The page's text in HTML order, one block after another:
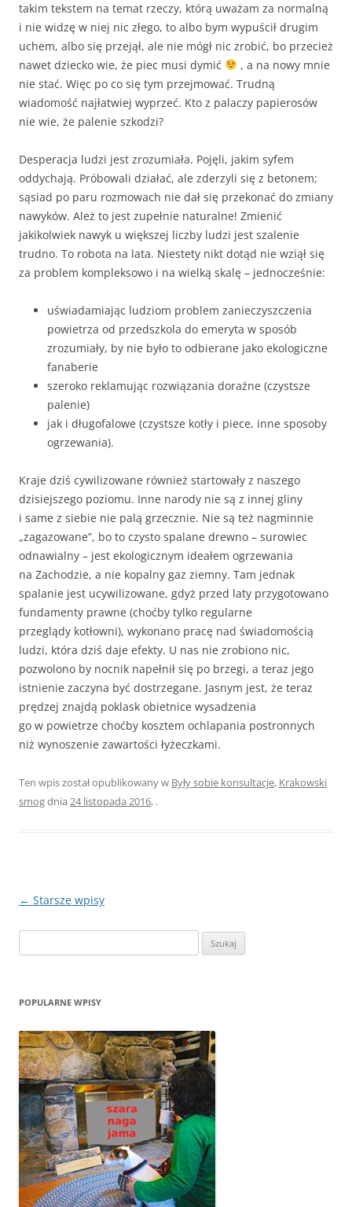
takim tekstem na temat rzeczy, którą uważam za normalną
i nie widzę w niej nic złego, to albo bym wypuścił drugim
uchem, albo się przejął, ale nie mógł nic zrobić, bo przecież
nawet dziecko wie, że piec musi dymić
, a na nowy mnie
nie stać. Więc po co się tym przejmować. Trudną
wiadomość najłatwiej wyprzeć. Kto z palaczy papierosów
nie wie, że palenie szkodzi?
Desperacja ludzi jest zrozumiała. Pojęli, jakim syfem
oddychają. Próbowali działać, ale zderzyli się z betonem;
sąsiad po paru rozmowach nie dał się przekonać do zmiany
nawyków. Ależ to jest zupełnie naturalne! Zmienić
jakikolwiek nawyk u większej liczby ludzi jest szalenie
trudno. To robota na lata. Niestety nikt dotąd nie wziął się
za problem kompleksowo i na wielką skalę – jednocześnie:
uświadamiając ludziom problem zanieczyszczenia
powietrza od przedszkola do emeryta w sposób
zrozumiały, by nie było to odbierane jako ekologiczne
fanaberie
szeroko reklamując rozwiązania doraźne (czystsze
palenie)
jak i długofalowe (czystsze kotły i piece, inne sposoby
ogrzewania).
Kraje dziś cywilizowane również startowały z naszego
dzisiejszego poziomu. Inne narody nie są z innej gliny
i same z siebie nie palą grzecznie. Nie są też nagminnie
„zagazowane”, bo to czysto spalane drewno – surowiec
odnawialny – jest ekologicznym ideałem ogrzewania
na Zachodzie, a nie kopalny gaz ziemny. Tam jednak
spalanie jest ucywilizowane, gdyż przed laty przygotowano
fundamenty prawne (choćby tylko regularne
przeglądy kotłowni), wykonano pracę nad świadomością
ludzi, która dziś daje efekty. U nas nie zrobiono nic,
pozwolono by nocnik napełnił się po brzegi, a teraz jego
istnienie zaczyna być dostrzegane. Jasnym jest, że teraz
prędzej znajdą poklask obietnice wysadzenia
go w powietrze choćby kosztem ochlapania postronnych
niż wynoszenie zawartości łyżeczkami.
Ten wpis został opublikowany w Były sobie konsultacje, Krakowski
smogdnia 24 listopada 2016, .
Zobacz
← Starsze wpisy
POPULARNE WPISY